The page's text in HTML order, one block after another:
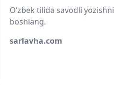
O‘zbek tilida savodli
boshlang.
sarlavha.com